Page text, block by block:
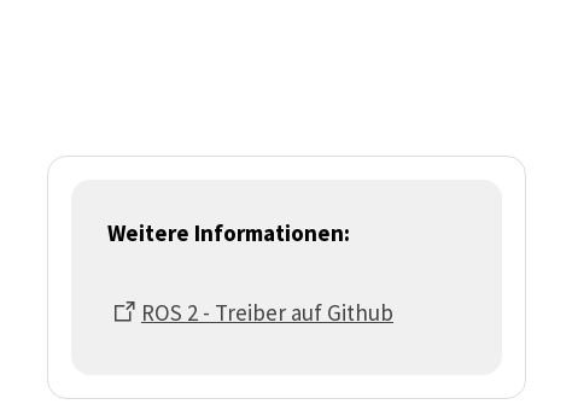
Weitere Informationen:
ROS 2 - Treiber auf Github